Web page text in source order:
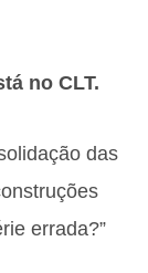
no CLT.
das
errada?”